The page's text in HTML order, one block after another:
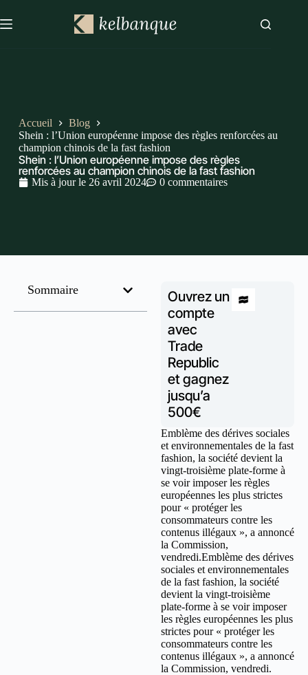
Accueil
Blog
Shein : l’Union européenne impose des règles renforcées au
champion chinois de la fast fashion
Shein : l’Union européenne impose des règles
renforcées au champion chinois de la fast fashion
Mis à jour le 26 avril 2024 0 commentaires
Sommaire
Ouvrez un
compte
avec
Trade
Republic
et gagnez
jusqu’a
500€
Emblème des dérives sociales
et environnementales de la fast
fashion, la société devient la
vingt-troisième plate-forme à
se voir imposer les règles
européennes les plus strictes
pour « protéger les
consommateurs contre les
contenus illégaux », a annoncé
la Commission,
vendredi.Emblème des dérives
sociales et environnementales
de la fast fashion, la société
devient la vingt-troisième
plate-forme à se voir imposer
les règles européennes les plus
strictes pour « protéger les
consommateurs contre les
contenus illégaux », a annoncé
la Commission, vendredi.